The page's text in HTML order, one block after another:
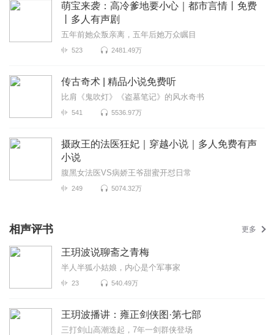
萌宝来袭：高冷爹地要小心｜都市言情丨免费
丨多人有声剧
五年前她众叛亲离，五年后她万众瞩目
523 2481.49万
传古奇术 | 精品小说免费听
比肩《鬼吹灯》《盗墓笔记》的风水奇书
541 5536.97万
摄政王的法医狂妃｜穿越小说｜多人免费有声
小说
腹黑女法医VS病娇王爷甜蜜开怼日常
249 5074.32万
相声评书 更多
王玥波说聊斋之青梅
半人半狐小姑娘，内心是个军事家
23 540.49万
王玥波播讲：雍正剑侠图·第七部
三打剑山高潮迭起，7年一剑群侠登场